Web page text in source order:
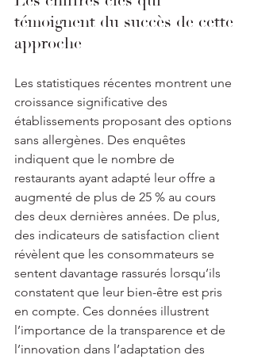
témoignent du succès de cette
approche
Les statistiques récentes montrent une
croissance significative des
établissements proposant des options
sans allergènes. Des enquêtes
indiquent que le nombre de
restaurants ayant adapté leur offre a
augmenté de plus de 25 % au cours
des deux dernières années. De plus,
des indicateurs de satisfaction client
révèlent que les consommateurs se
sentent davantage rassurés lorsqu’ils
constatent que leur bien-être est pris
en compte. Ces données illustrent
l’importance de la transparence et de
l’innovation dans l’adaptation des